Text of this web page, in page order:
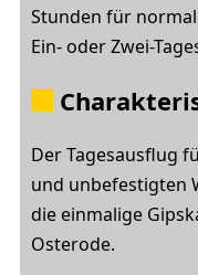
Stunden für
Ein- oder Zwei-
Der Tagesausflug
und unbefestigten
die einmalige
Osterode.